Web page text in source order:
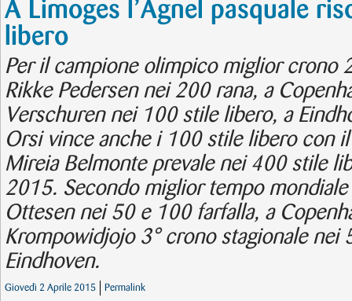
A Limoges l’Agnel pasquale
libero
Per il campione olimpico miglior crono
Rikke Pedersen nei 200 rana, a
Verschuren nei 100 stile libero, a
Orsi vince anche i 100 stile libero con
Mireia Belmonte prevale nei 400 stile
2015. Secondo miglior tempo mondiale
Ottesen nei 50 e 100 farfalla, a
Krompowidjojo 3° crono stagionale nei
Eindhoven.
Giovedì 2 Aprile 2015 Permalink